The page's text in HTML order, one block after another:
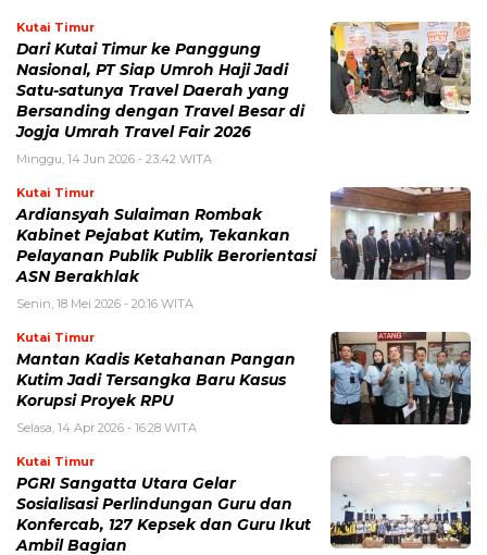
Kutai Timur
Dari Kutai Timur ke Panggung
Nasional, PT Siap Umroh Haji Jadi
Satu-satunya Travel Daerah yang
Bersanding dengan Travel Besar di
Jogja Umrah Travel Fair 2026
Minggu, 14 Jun 2026 - 23:42 WITA
Kutai Timur
Ardiansyah Sulaiman Rombak
Kabinet Pejabat Kutim, Tekankan
Pelayanan Publik Publik Berorientasi
ASN Berakhlak
Senin, 18 Mei 2026 - 20:16 WITA
Kutai Timur
Mantan Kadis Ketahanan Pangan
Kutim Jadi Tersangka Baru Kasus
Korupsi Proyek RPU
Selasa, 14 Apr 2026 - 16:28 WITA
Kutai Timur
PGRI Sangatta Utara Gelar
Sosialisasi Perlindungan Guru dan
Konfercab, 127 Kepsek dan Guru Ikut
Ambil Bagian